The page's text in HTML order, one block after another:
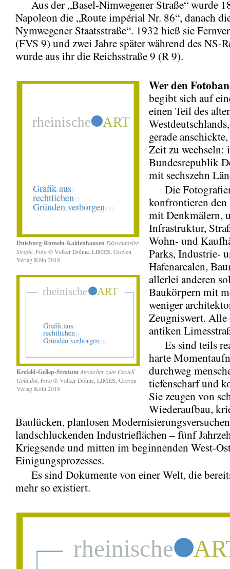
Aus der „Basel-Nimwegener Straße“ wurde
Napoleon die „Route impérial Nr. 86“, danach
Nymwegener Staatsstraße“. 1932 hieß sie
(FVS 9) und zwei Jahre später während des NS-
wurde aus ihr die Reichsstraße 9 (R 9).
Duisburg-Rumeln-Kaldenhausen Düsseldorfer
Straße , Foto © Volker Döhne, LIMES, Greven
Verlag Köln 2018
Krefeld-Gellep-StratumAbstecher zum Castell
Gelduba , Foto © Volker Döhne, LIMES, Greven
Verlag Köln 2018
Werden
begibt sich auf
einen Teil des
gerade
Zeit zu wechseln:
Bundesrepublik
mit sechszehn
Die
konfrontieren den
mit Denkmälern,
Infrastruktur,
Wohn- und
Parks, Industrie-
Hafenarealen,
allerlei anderen
Baukörpern mit
weniger
Zeugniswert. Alle
antiken
Es sind teils
harte
durchweg
tiefenscharf und
Sie zeugen von
Wiederaufbau,
Baulücken, planlosen
landschluckenden Industrieflächen – fünf
Kriegsende und mitten im beginnenden West-
Einigungsprozesses.
Es sind Dokumente von einer Welt, die
mehr so existiert.